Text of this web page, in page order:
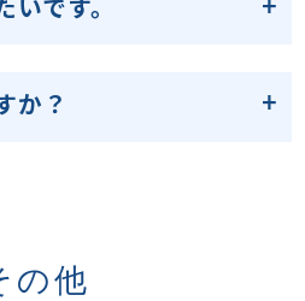
いです。
か？
の他